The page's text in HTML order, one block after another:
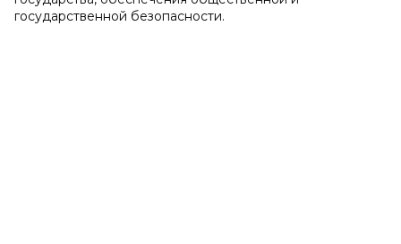
государственной безопасности.